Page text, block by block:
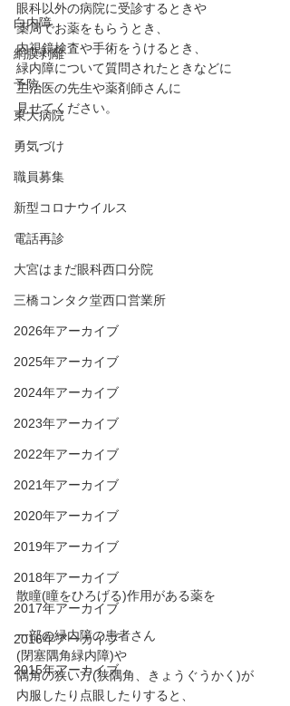
白内障
網膜剥離
予防
東大病院
勇気づけ
職員募集
新型コロナウイルス
電話再診
大宮はまだ眼科西口分院
三橋コンタク堂西口営業所
2026年アーカイブ
2025年アーカイブ
2024年アーカイブ
2023年アーカイブ
2022年アーカイブ
2021年アーカイブ
2020年アーカイブ
2019年アーカイブ
2018年アーカイブ
2017年アーカイブ
2016年アーカイブ
2015年アーカイブ
眼科以外の病院に受診するときや
薬局でお薬をもらうとき、
内視鏡検査や手術をうけるとき、
緑内障について質問されたときなどに
主治医の先生や薬剤師さんに
見せてください。
散瞳(瞳をひろげる)作用がある薬を
一部の緑内障の患者さん
(閉塞隅角緑内障)や
隅角の狭い方(狭隅角、きょうぐうかく)が
内服したり点眼したりすると、